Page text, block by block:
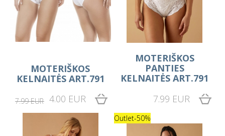
MOTERIŠKOS
KELNAITĖS ART.791
7.99 EUR 4.00 EUR
MOTERIŠKOS
PANTIES
KELNAITĖS ART.791
7.99 EUR
Outlet-50%